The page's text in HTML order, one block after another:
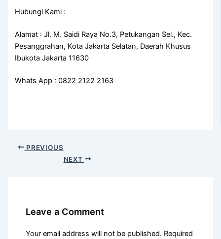
Hubungi Kami :
Alamat : Jl. M. Saidi Raya No.3, Petukangan Sel., Kec.
Pesanggrahan, Kota Jakarta Selatan, Daerah Khusus
Ibukota Jakarta 11630
Whats App : 0822 2122 2163
PREVIOUS
NEXT
Leave a Comment
Your email address will not be published. Required